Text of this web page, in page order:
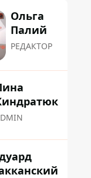
Ольга
Палий
РЕДАКТОР